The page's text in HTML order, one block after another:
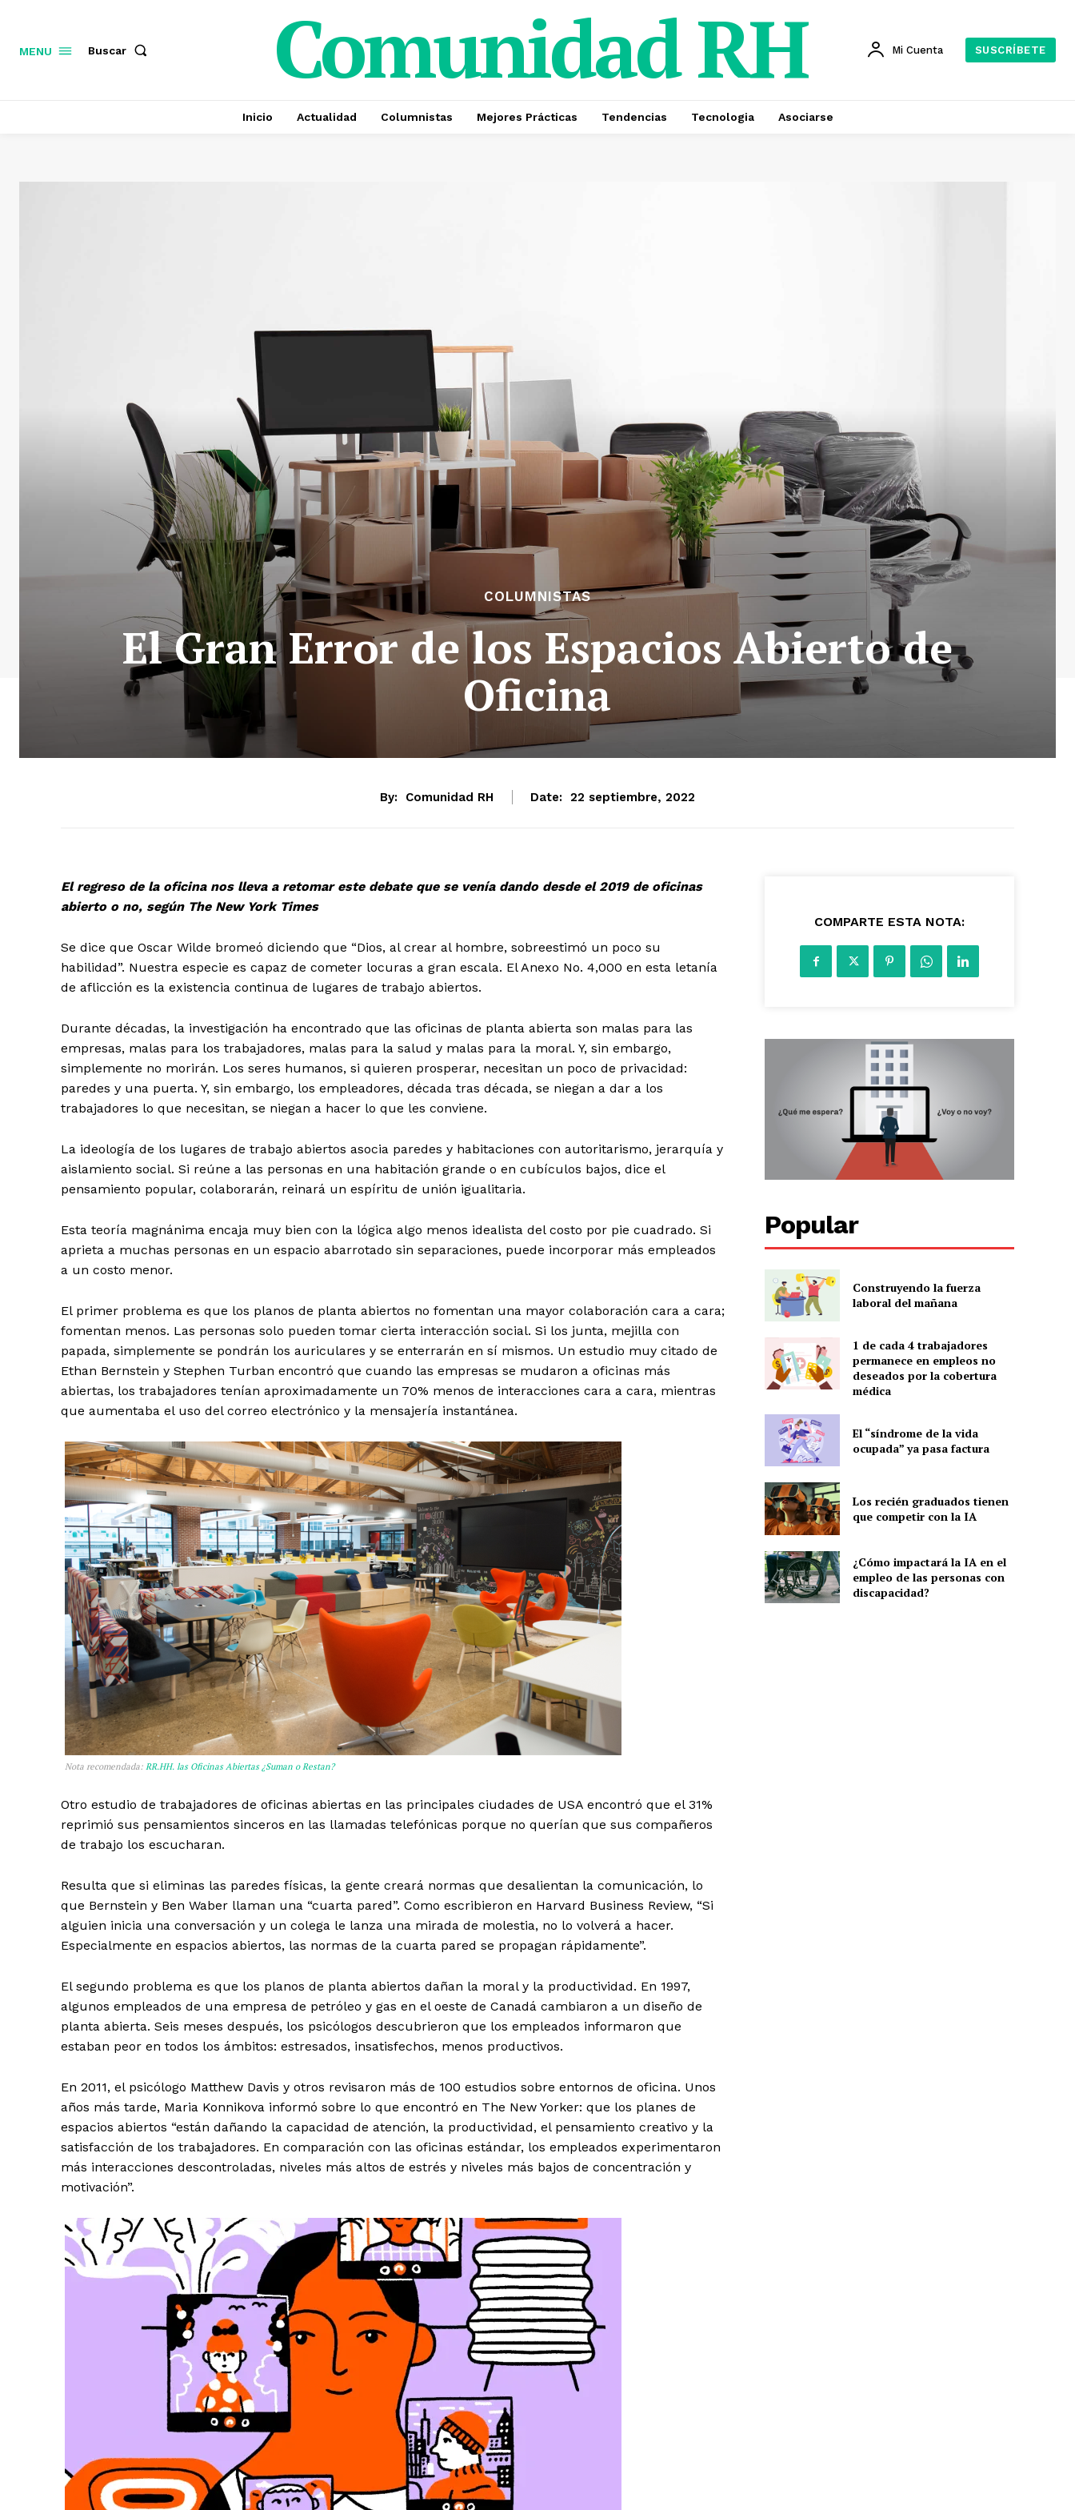
MENU Buscar Comunidad RH Mi Cuenta SUSCRÍBETE
Inicio Actualidad Columnistas Mejores Prácticas Tendencias Tecnologia Asociarse
COLUMNISTAS
El Gran Error de los Espacios Abierto de
Oficina
By: Comunidad RH Date: 22 septiembre, 2022
El regreso de la oficina nos lleva a retomar este debate que se venía dando desde el 2019 de oficinas
abierto o no, según The New York Times
Se dice que Oscar Wilde bromeó diciendo que “Dios, al crear al hombre, sobreestimó un poco su
habilidad”. Nuestra especie es capaz de cometer locuras a gran escala. El Anexo No. 4,000 en esta letanía
de aflicción es la existencia continua de lugares de trabajo abiertos.
Durante décadas, la investigación ha encontrado que las oficinas de planta abierta son malas para las
empresas, malas para los trabajadores, malas para la salud y malas para la moral. Y, sin embargo,
simplemente no morirán. Los seres humanos, si quieren prosperar, necesitan un poco de privacidad:
paredes y una puerta. Y, sin embargo, los empleadores, década tras década, se niegan a dar a los
trabajadores lo que necesitan, se niegan a hacer lo que les conviene.
La ideología de los lugares de trabajo abiertos asocia paredes y habitaciones con autoritarismo, jerarquía y
aislamiento social. Si reúne a las personas en una habitación grande o en cubículos bajos, dice el
pensamiento popular, colaborarán, reinará un espíritu de unión igualitaria.
Esta teoría magnánima encaja muy bien con la lógica algo menos idealista del costo por pie cuadrado. Si
aprieta a muchas personas en un espacio abarrotado sin separaciones, puede incorporar más empleados
a un costo menor.
El primer problema es que los planos de planta abiertos no fomentan una mayor colaboración cara a cara;
fomentan menos. Las personas solo pueden tomar cierta interacción social. Si los junta, mejilla con
papada, simplemente se pondrán los auriculares y se enterrarán en sí mismos. Un estudio muy citado de
Ethan Bernstein y Stephen Turban encontró que cuando las empresas se mudaron a oficinas más
abiertas, los trabajadores tenían aproximadamente un 70% menos de interacciones cara a cara, mientras
que aumentaba el uso del correo electrónico y la mensajería instantánea.
Nota recomendada: RR.HH. las Oficinas Abiertas ¿Suman o Restan?
Otro estudio de trabajadores de oficinas abiertas en las principales ciudades de USA encontró que el 31%
reprimió sus pensamientos sinceros en las llamadas telefónicas porque no querían que sus compañeros
de trabajo los escucharan.
Resulta que si eliminas las paredes físicas, la gente creará normas que desalientan la comunicación, lo
que Bernstein y Ben Waber llaman una “cuarta pared”. Como escribieron en Harvard Business Review, “Si
alguien inicia una conversación y un colega le lanza una mirada de molestia, no lo volverá a hacer.
Especialmente en espacios abiertos, las normas de la cuarta pared se propagan rápidamente”.
El segundo problema es que los planos de planta abiertos dañan la moral y la productividad. En 1997,
algunos empleados de una empresa de petróleo y gas en el oeste de Canadá cambiaron a un diseño de
planta abierta. Seis meses después, los psicólogos descubrieron que los empleados informaron que
estaban peor en todos los ámbitos: estresados, insatisfechos, menos productivos.
En 2011, el psicólogo Matthew Davis y otros revisaron más de 100 estudios sobre entornos de oficina. Unos
años más tarde, Maria Konnikova informó sobre lo que encontró en The New Yorker: que los planes de
espacios abiertos “están dañando la capacidad de atención, la productividad, el pensamiento creativo y la
satisfacción de los trabajadores. En comparación con las oficinas estándar, los empleados experimentaron
más interacciones descontroladas, niveles más altos de estrés y niveles más bajos de concentración y
motivación”.
COMPARTE ESTA NOTA:
Popular
Construyendo la fuerza
laboral del mañana
1 de cada 4 trabajadores
permanece en empleos no
deseados por la cobertura
médica
El “síndrome de la vida
ocupada” ya pasa factura
Los recién graduados tienen
que competir con la IA
¿Cómo impactará la IA en el
empleo de las personas con
discapacidad?